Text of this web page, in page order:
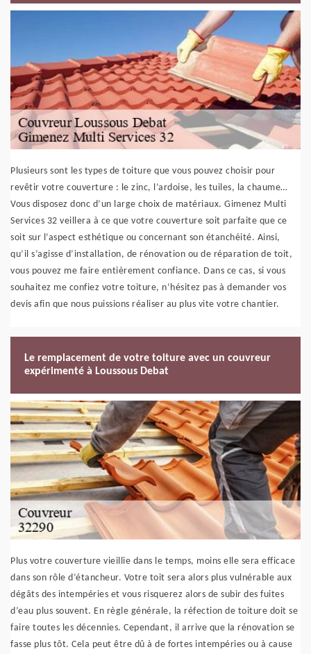
Plusieurs sont les types de toiture que vous pouvez choisir pour
revêtir votre couverture : le zinc, l’ardoise, les tuiles, la chaume…
Vous disposez donc d’un large choix de matériaux. Gimenez Multi
Services 32 veillera à ce que votre couverture soit parfaite que ce
soit sur l’aspect esthétique ou concernant son étanchéité. Ainsi,
qu’il s’agisse d’installation, de rénovation ou de réparation de toit,
vous pouvez me faire entièrement confiance. Dans ce cas, si vous
souhaitez me confiez votre toiture, n’hésitez pas à demander vos
devis afin que nous puissions réaliser au plus vite votre chantier.
Le remplacement de votre toiture avec un couvreur
expérimenté à Loussous Debat
Plus votre couverture vieillie dans le temps, moins elle sera efficace
dans son rôle d’étancheur. Votre toit sera alors plus vulnérable aux
dégâts des intempéries et vous risquerez alors de subir des fuites
d’eau plus souvent. En règle générale, la réfection de toiture doit se
faire toutes les décennies. Cependant, il arrive que la rénovation se
fasse plus tôt. Cela peut être dû à de fortes intempéries ou à cause